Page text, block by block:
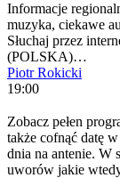
Informacje
muzyka, ciekawe
Słuchaj przez
(POLSKA)…
Piotr Rokicki
19:00
Zobacz pełen
także cofnąć datę
dnia na antenie. W
uworów jakie